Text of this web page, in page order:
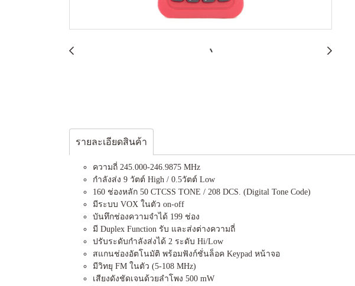
รายละเอียดสินค้า
ความถี่ 245.000-246.9875 MHz
กำลังส่ง 9 วัตต์ High / 0.5วัตต์ Low
160 ช่องหลัก 50 CTCSS TONE / 208 DCS. (Digital Tone Code)
มีระบบ VOX ในตัว on-off
บันทึกช่องความจำได้ 199 ช่อง
มี Duplex Function รับ และส่งต่างความถี่
ปรับระดับกำลังส่งได้ 2 ระดับ Hi/Low
สแกนช่องอัตโนมัติ พร้อมฟังก์ชั่นล็อค Keypad หน้าจอ
มีวิทยุ FM ในตัว (5-108 MHz)
เสียงดังชัดเจนด้วยลำโพง 500 mW